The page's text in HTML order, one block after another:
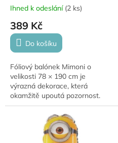
Ihned k odeslání (2 ks)
389 Kč
Do košíku
Fóliový balónek Mimoni o
velikosti 78 × 190 cm je
výrazná dekorace, která
okamžitě upoutá pozornost.
Oblíbený motiv pobaví děti i
dospělé na každé oslavě. Lze
jej nafouknout...